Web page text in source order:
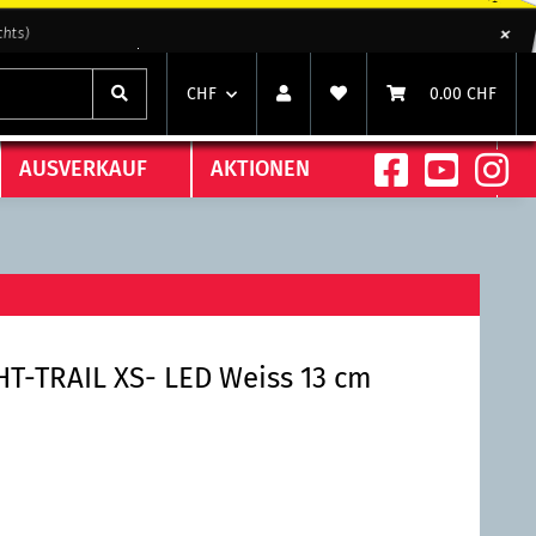
CHF 0.00 CHF
AUSVERKAUF AKTIONEN
TRAIL XS- LED Weiss 13 cm